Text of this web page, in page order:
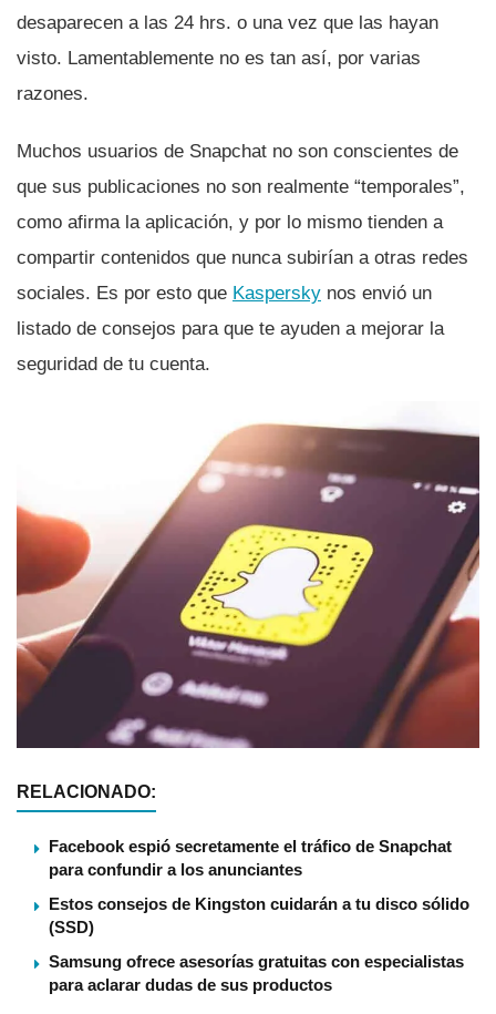
desaparecen a las 24 hrs. o una vez que las hayan
visto. Lamentablemente no es tan así­, por varias
razones.
Muchos usuarios de Snapchat no son conscientes de
que sus publicaciones no son realmente “temporales”,
como afirma la aplicación, y por lo mismo tienden a
compartir contenidos que nunca subirí­an a otras redes
sociales. Es por esto que Kaspersky nos envió un
listado de consejos para que te ayuden a mejorar la
seguridad de tu cuenta.
RELACIONADO:
Facebook espió secretamente el tráfico de Snapchat
para confundir a los anunciantes
Estos consejos de Kingston cuidarán a tu disco sólido
(SSD)
Samsung ofrece asesorías gratuitas con especialistas
para aclarar dudas de sus productos